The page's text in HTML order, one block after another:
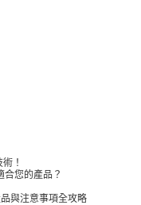
！
合您的產品？
與注意事項全攻略